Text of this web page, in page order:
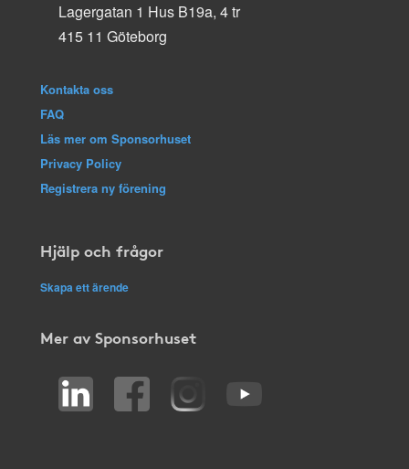
Lagergatan 1 Hus B19a, 4 tr
415 11 Göteborg
Kontakta oss
FAQ
Läs mer om Sponsorhuset
Privacy Policy
Registrera ny förening
Hjälp och frågor
Skapa ett ärende
Mer av Sponsorhuset